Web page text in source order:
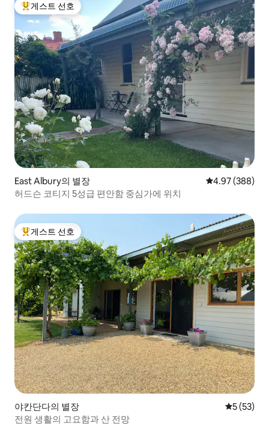
상위 게스트 선호
게스트 선호
East Albury의 별장 평점 4.97점(5
4.97 (388)
허드슨 코티지 5성급 편안함 중심가에 위치
상위 게스트 선호
게스트 선호
야칸단다의 별장 평점 5점
5 (53)
전원 생활의 고요함과 산 전망